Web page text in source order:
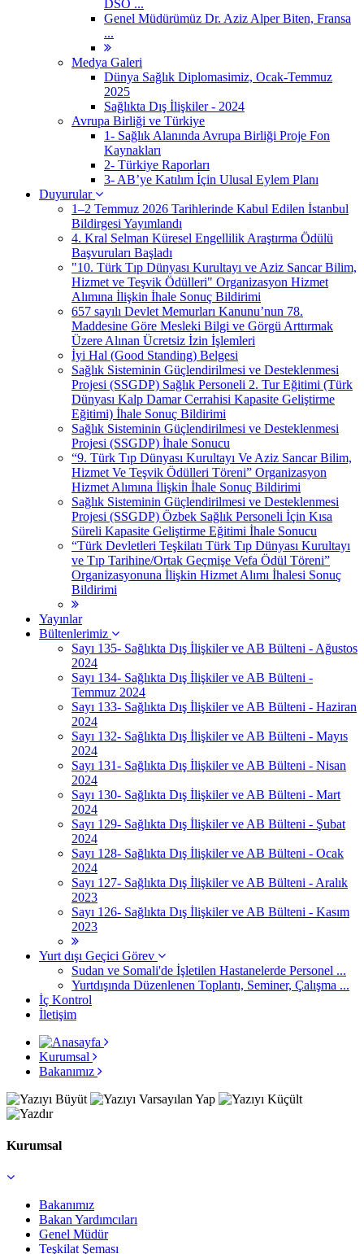
DSÖ ...
Genel Müdürümüz Dr. Aziz Alper Biten, Fransa
...
Medya Galeri
Dünya Sağlık Diplomasimiz, Ocak-Temmuz
2025
Sağlıkta Dış İlişkiler - 2024
Avrupa Birliği ve Türkiye
1- Sağlık Alanında Avrupa Birliği Proje Fon
Kaynakları
2- Türkiye Raporları
3- AB’ye Katılım İçin Ulusal Eylem Planı
Duyurular
1–2 Temmuz 2026 Tarihlerinde Kabul Edilen İstanbul
Bildirgesi Yayımlandı
4. Kral Selman Küresel Engellilik Araştırma Ödülü
Başvuruları Başladı
"10. Türk Tıp Dünyası Kurultayı ve Aziz Sancar Bilim,
Hizmet ve Teşvik Ödülleri" Organizasyon Hizmet
Alımına İlişkin İhale Sonuç Bildirimi
657 sayılı Devlet Memurları Kanunu’nun 78.
Maddesine Göre Mesleki Bilgi ve Görgü Arttırmak
Üzere Alınan Ücretsiz İzin İşlemleri
İyi Hal (Good Standing) Belgesi
Sağlık Sisteminin Güçlendirilmesi ve Desteklenmesi
Projesi (SSGDP) Sağlık Personeli 2. Tur Eğitimi (Türk
Dünyası Kalp Damar Cerrahisi Kapasite Geliştirme
Eğitimi) İhale Sonuç Bildirimi
Sağlık Sisteminin Güçlendirilmesi ve Desteklenmesi
Projesi (SSGDP) İhale Sonucu
“9. Türk Tıp Dünyası Kurultayı Ve Aziz Sancar Bilim,
Hizmet Ve Teşvik Ödülleri Töreni” Organizasyon
Hizmet Alımına İlişkin İhale Sonuç Bildirimi
Sağlık Sisteminin Güçlendirilmesi ve Desteklenmesi
Projesi (SSGDP) Özbek Sağlık Personeli İçin Kısa
Süreli Kapasite Geliştirme Eğitimi İhale Sonucu
“Türk Devletleri Teşkilatı Türk Tıp Dünyası Kurultayı
ve Tıp Tarihine/Ortak Geçmişe Vefa Ödül Töreni”
Organizasyonuna İlişkin Hizmet Alımı İhalesi Sonuç
Bildirimi
Yayınlar
Bültenlerimiz
Sayı 135- Sağlıkta Dış İlişkiler ve AB Bülteni - Ağustos
2024
Sayı 134- Sağlıkta Dış İlişkiler ve AB Bülteni -
Temmuz 2024
Sayı 133- Sağlıkta Dış İlişkiler ve AB Bülteni - Haziran
2024
Sayı 132- Sağlıkta Dış İlişkiler ve AB Bülteni - Mayıs
2024
Sayı 131- Sağlıkta Dış İlişkiler ve AB Bülteni - Nisan
2024
Sayı 130- Sağlıkta Dış İlişkiler ve AB Bülteni - Mart
2024
Sayı 129- Sağlıkta Dış İlişkiler ve AB Bülteni - Şubat
2024
Sayı 128- Sağlıkta Dış İlişkiler ve AB Bülteni - Ocak
2024
Sayı 127- Sağlıkta Dış İlişkiler ve AB Bülteni - Aralık
2023
Sayı 126- Sağlıkta Dış İlişkiler ve AB Bülteni - Kasım
2023
Yurt dışı Geçici Görev
Sudan ve Somali'de İşletilen Hastanelerde Personel ...
Yurtdışında Düzenlenen Toplantı, Seminer, Çalışma ...
İç Kontrol
İletişim
Kurumsal
Bakanımız
Kurumsal
Bakanımız
Bakan Yardımcıları
Genel Müdür
Teşkilat Şeması